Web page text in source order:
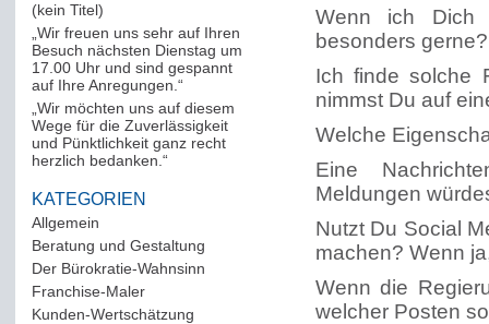
(kein Titel)
„Wir freuen uns sehr auf Ihren
Besuch nächsten Dienstag um
17.00 Uhr und sind gespannt
auf Ihre Anregungen.“
„Wir möchten uns auf diesem
Wege für die Zuverlässigkeit
und Pünktlichkeit ganz recht
herzlich bedanken.“
KATEGORIEN
Allgemein
Beratung und Gestaltung
Der Bürokratie-Wahnsinn
Franchise-Maler(42)
Kunden-Wertschätzung
Wenn ich Dich
besonders gerne?
Ich finde solche
nimmst Du auf
Welche
Eine
Meldungen
Nutzt Du Social
machen? Wenn
Wenn die
welcher Posten